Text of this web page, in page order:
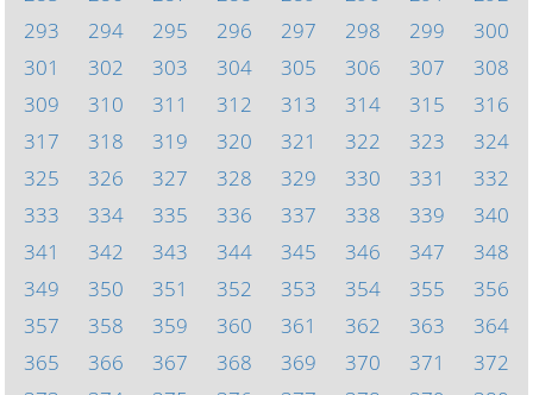
293
294 295 296 297 298 299
300
301
302 303 304 305 306 307
308
309
310 311 312 313 314 315
316
317
318 319 320 321 322 323
324
325
326 327 328 329 330 331
332
333
334 335 336 337 338 339
340
341
342 343 344 345 346 347
348
349
350 351 352 353 354 355
356
357
358 359 360 361 362 363
364
365
366 367 368 369 370 371
372